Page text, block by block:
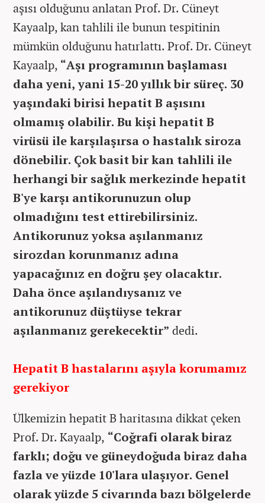
aşısı olduğunu anlatan Prof. Dr. Cüneyt
Kayaalp, kan tahlili ile bunun tespitinin
mümkün olduğunu hatırlattı. Prof. Dr. Cüneyt
Kayaalp, “Aşı programının başlaması
daha yeni, yani 15-20 yıllık bir süreç. 30
yaşındaki birisi hepatit B aşısını
olmamış olabilir. Bu kişi hepatit B
virüsü ile karşılaşırsa o hastalık siroza
dönebilir. Çok basit bir kan tahlili ile
herhangi bir sağlık merkezinde hepatit
B'ye karşı antikorunuzun olup
olmadığını test ettirebilirsiniz.
Antikorunuz yoksa aşılanmanız
sirozdan korunmanız adına
yapacağınız en doğru şey olacaktır.
Daha önce aşılandıysanız ve
antikorunuz düştüyse tekrar
aşılanmanız gerekecektir” dedi.
Hepatit B hastalarını aşıyla korumamız
gerekiyor
Ülkemizin hepatit B haritasına dikkat çeken
Prof. Dr. Kayaalp, “Coğrafi olarak biraz
farklı; doğu ve güneydoğuda biraz daha
fazla ve yüzde 10'lara ulaşıyor. Genel
olarak yüzde 5 civarında bazı bölgelerde